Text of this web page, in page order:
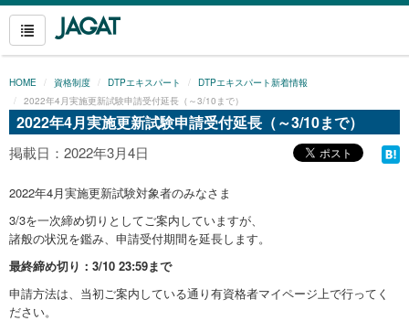
HOME 資格制度 DTPエキスパート
DTPエキスパート新着情報
2022年4月実施更新試験申請受付延長（～3/10まで）
2022年4月実施更新試験申請受付延長（～3/10まで）
掲載日：2022年3月4日
2022年4月実施更新試験対象者のみなさま
3/3を一次締め切りとしてご案内していますが、
諸般の状況を鑑み、申請受付期間を延長します。
最終締め切り：3/10 23:59まで
申請方法は、当初ご案内している通り有資格者マイページ上で行ってく
ださい。